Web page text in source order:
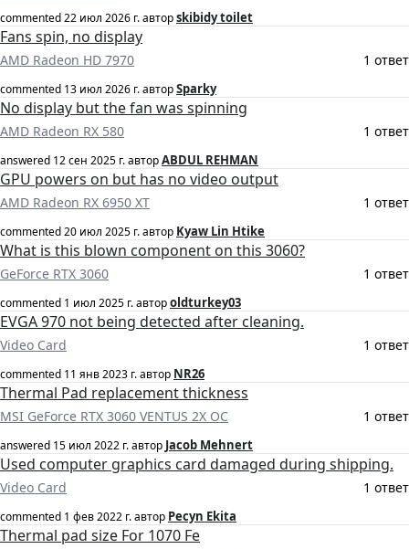
commented22 июл 2026 г.авторskibidy toilet
Fans spin, no display
AMD Radeon HD 7970 1 ответ
commented 13 июл 2026 г.авторSparky
No display but the fan was spinning
AMD Radeon RX 580 1 ответ
answered 12 сен 2025 г.авторABDUL REHMAN
GPU powers on but has no video output
AMD Radeon RX 6950 XT 1 ответ
commented20 июл 2025 г.автор Kyaw Lin Htike
What is this blown component on this 3060?
GeForce RTX 3060 1 ответ
commented 1 июл 2025 г.авторoldturkey03
EVGA 970 not being detected after cleaning.
Video Card 1 ответ
commented 11 янв 2023 г.автор NR26
Thermal Pad replacement thickness
MSI GeForce RTX 3060 VENTUS 2X OC 1 ответ
answered 15 июл 2022 г.автор Jacob Mehnert
Used computer graphics card damaged during shipping.
Video Card 1 ответ
commented 1 фев 2022 г.автор Pecyn Ekita
Thermal pad size For 1070 Fe